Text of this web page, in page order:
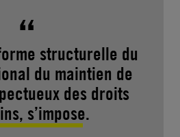
structurelle du
du maintien de
des droits
s’impose.